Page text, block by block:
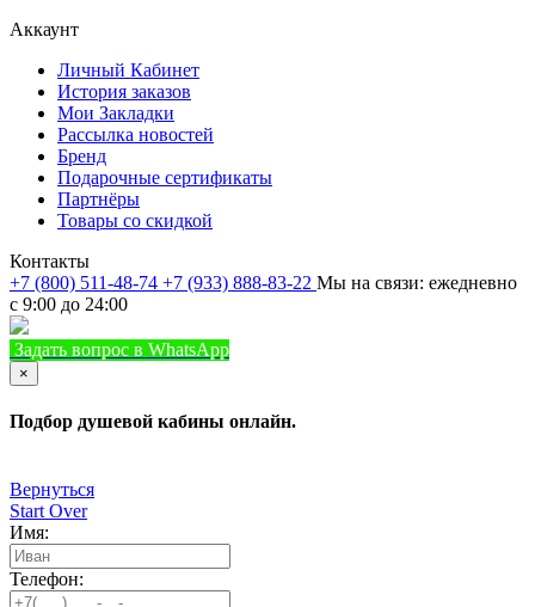
Аккаунт
Личный Кабинет
История заказов
Мои Закладки
Рассылка новостей
Бренд
Подарочные сертификаты
Партнёры
Товары со скидкой
Контакты
+7 (800) 511-48-74 +7 (933) 888-83-22 Мы на связи: ежедневно
с 9:00 до 24:00
Задать вопрос в WhatsApp
×
Подбор душевой кабины онлайн.
Вернуться
Start Over
Имя:
Телефон: